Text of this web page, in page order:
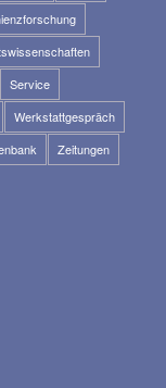
Service
Werkstattgespräch
Zeitungen